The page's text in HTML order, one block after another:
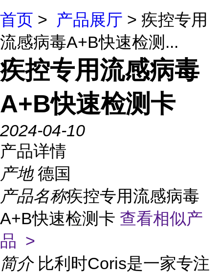
首页 > 产品展厅 > 疾控专用
流感病毒A+B快速检测...
疾控专用流感病毒
A+B快速检测卡
2024-04-10
产品详情
产地 德国
产品名称疾控专用流感病毒
A+B快速检测卡 查看相似产
品 >
简介 比利时Coris是一家专注